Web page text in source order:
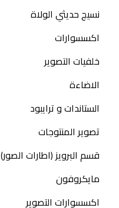
نسيج حديثي الولاة
اكسسوارات
خلفيات التصوير
الاضاءة
الستاندات و ترايبود
تصوير المنتوجات
قسم البرويز (اطارات الصور)
مايكروفون
اكسسوارات التصوير